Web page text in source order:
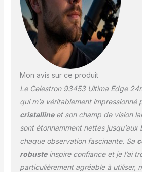
PARFAIT
OBSERVER
ET LA
champ de
CONFORT
oculaire
mm et
oculaire
rabattable
avec ou
Mon avis sur ce produit
Le Celestron 93453 Ultima Edge
qui m’a véritablement impressionné
cristallineet son champ de vision
sont étonnamment nettes
chaque observation fascinante. Sa
robusteinspire confiance et je l’ai
particulièrement agréable à utiliser,